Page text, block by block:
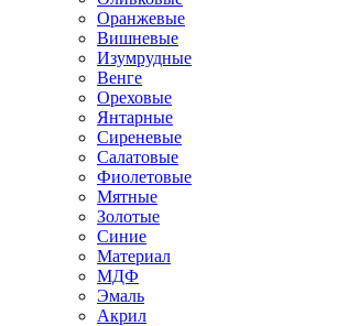
Оранжевые
Вишневые
Изумрудные
Венге
Ореховые
Янтарные
Сиреневые
Салатовые
Фиолетовые
Мятные
Золотые
Синие
Материал
МДФ
Эмаль
Акрил